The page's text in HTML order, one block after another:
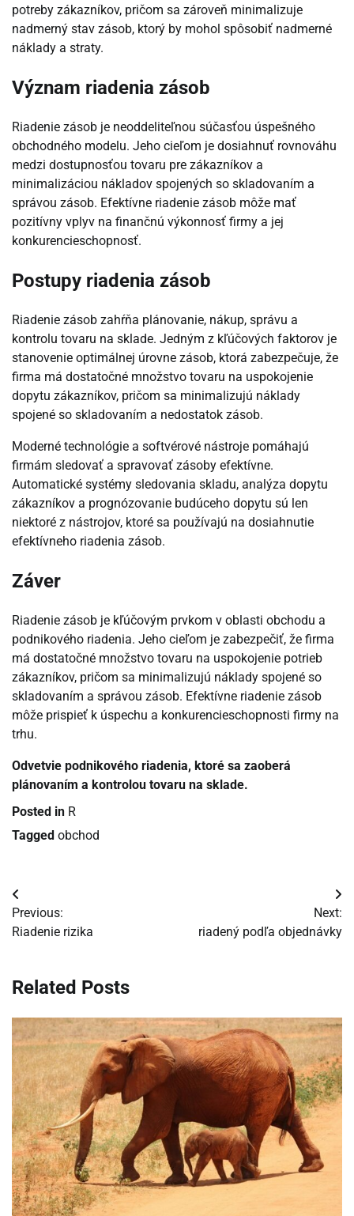
potreby zákazníkov, pričom sa zároveň minimalizuje
nadmerný stav zásob, ktorý by mohol spôsobiť nadmerné
náklady a straty.
Význam riadenia zásob
Riadenie zásob je neoddeliteľnou súčasťou úspešného
obchodného modelu. Jeho cieľom je dosiahnuť rovnováhu
medzi dostupnosťou tovaru pre zákazníkov a
minimalizáciou nákladov spojených so skladovaním a
správou zásob. Efektívne riadenie zásob môže mať
pozitívny vplyv na finančnú výkonnosť firmy a jej
konkurencieschopnosť.
Postupy riadenia zásob
Riadenie zásob zahŕňa plánovanie, nákup, správu a
kontrolu tovaru na sklade. Jedným z kľúčových faktorov je
stanovenie optimálnej úrovne zásob, ktorá zabezpečuje, že
firma má dostatočné množstvo tovaru na uspokojenie
dopytu zákazníkov, pričom sa minimalizujú náklady
spojené so skladovaním a nedostatok zásob.
Moderné technológie a softvérové nástroje pomáhajú
firmám sledovať a spravovať zásoby efektívne.
Automatické systémy sledovania skladu, analýza dopytu
zákazníkov a prognózovanie budúceho dopytu sú len
niektoré z nástrojov, ktoré sa používajú na dosiahnutie
efektívneho riadenia zásob.
Záver
Riadenie zásob je kľúčovým prvkom v oblasti obchodu a
podnikového riadenia. Jeho cieľom je zabezpečiť, že firma
má dostatočné množstvo tovaru na uspokojenie potrieb
zákazníkov, pričom sa minimalizujú náklady spojené so
skladovaním a správou zásob. Efektívne riadenie zásob
môže prispieť k úspechu a konkurencieschopnosti firmy na
trhu.
Odvetvie podnikového riadenia, ktoré sa zaoberá
plánovaním a kontrolou tovaru na sklade.
Posted in R
Tagged obchod
Navigácia
v
Previous:
Riadenie rizika
Next:
riadený podľa objednávky
Related Posts